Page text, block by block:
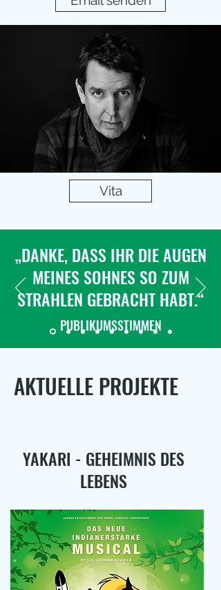
Vita
„DANKE, DASS IHR DIE AUGEN
MEINES SOHNES SO ZUM
STRAHLEN GEBRACHT HABT.“
PUBLIKUMSSTIMMEN
AKTUELLE PROJEKTE
YAKARI - GEHEIMNIS DES
LEBENS